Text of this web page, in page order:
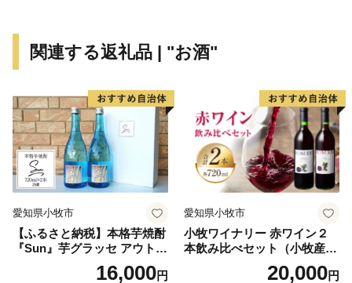
関連する返礼品 | "お酒"
愛知県小牧市
【ふるさと納税】本格芋焼酎
『Sun』芋グラッセ アウトド
ア ソロキャンプ ベランピン
グ 巣ごもり 就労支援16,000円
愛知県小牧市
小牧ワイナリー 赤ワイン２
本飲み比べセット（小牧産ぶ
どう100％使用）20,000円